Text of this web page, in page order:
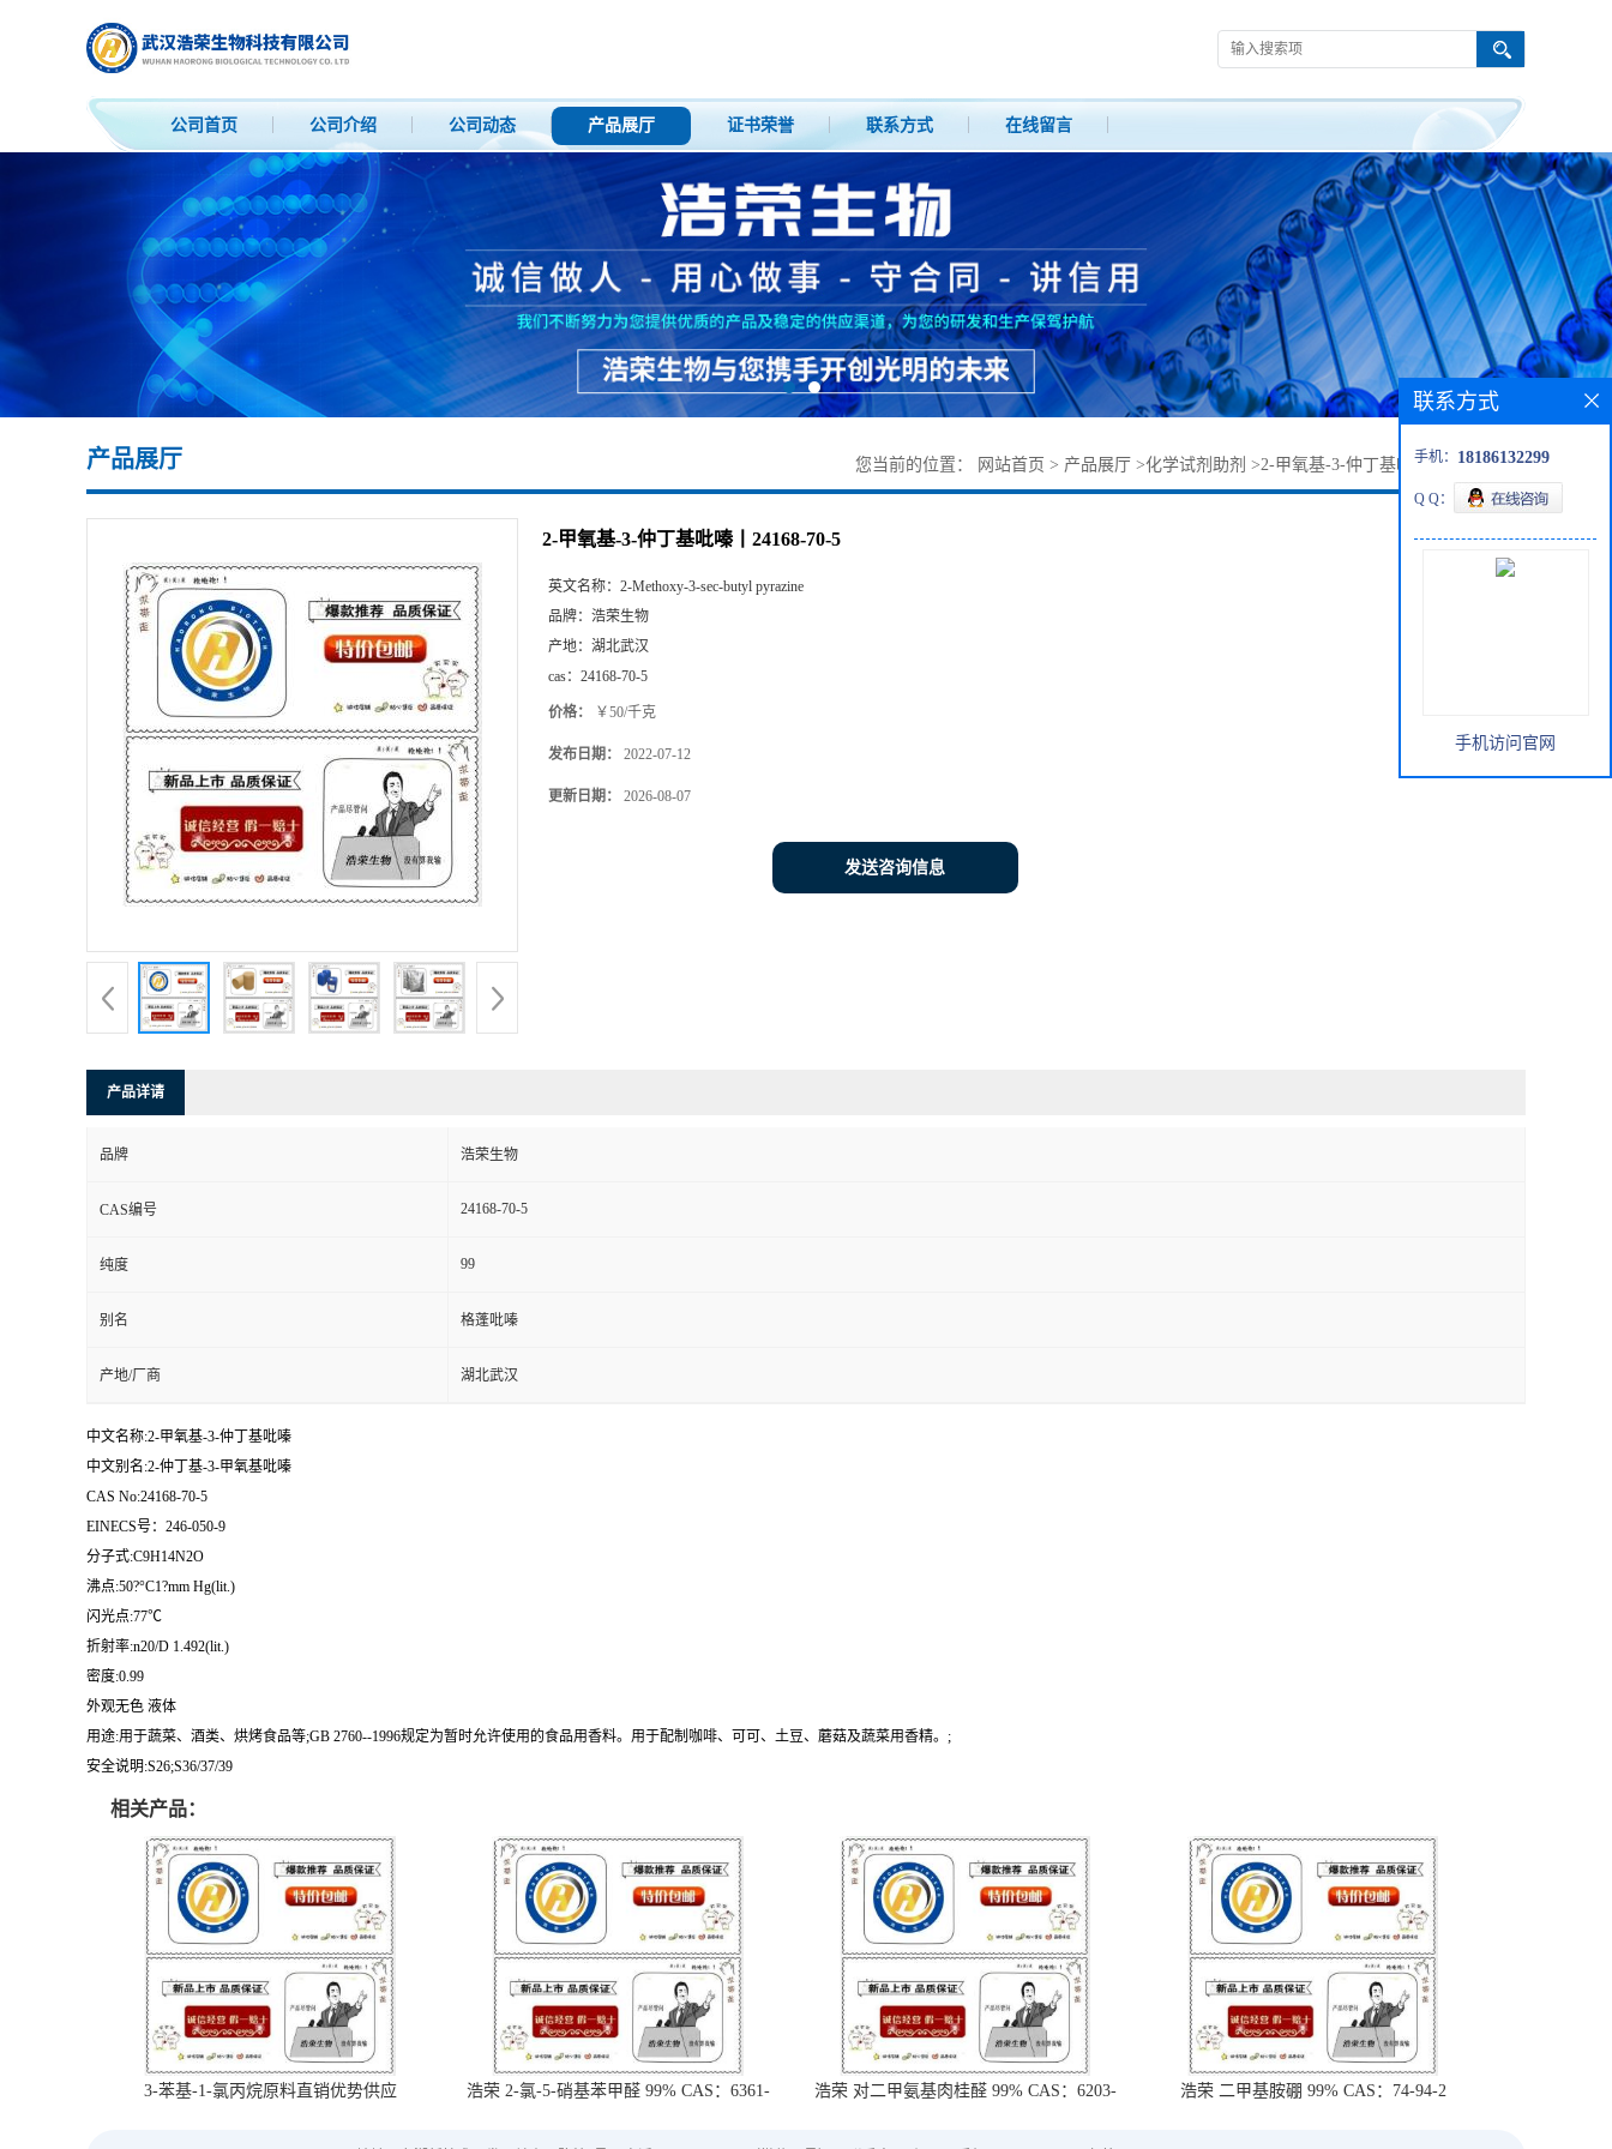
公司首页 公司介绍 公司动态 产品展厅 证书荣誉 联系方式 在线留言
产品展厅 您当前的位置： 网站首页 > 产品展厅 >化学试剂助剂 >2-甲氧基-3-仲丁基吡嗪丨24168-70-5
2-甲氧基-3-仲丁基吡嗪丨24168-70-5
英文名称： 2-Methoxy-3-sec-butyl pyrazine
品牌： 浩荣生物
产地： 湖北武汉
cas： 24168-70-5
价格： ￥50/千克
发布日期： 2022-07-12
更新日期： 2026-08-07
发送咨询信息
产品详请
品牌 浩荣生物
CAS编号 24168-70-5
纯度 99
别名 格蓬吡嗪
产地/厂商 湖北武汉
中文名称:2-甲氧基-3-仲丁基吡嗪
中文别名:2-仲丁基-3-甲氧基吡嗪
CAS No:24168-70-5
EINECS号：246-050-9
分子式:C9H14N2O
沸点:50?°C1?mm Hg(lit.)
闪光点:77℃
折射率:n20/D 1.492(lit.)
密度:0.99
外观无色 液体
用途:用于蔬菜、酒类、烘烤食品等;GB 2760--1996规定为暂时允许使用的食品用香料。用于配制咖啡、可可、土豆、蘑菇及蔬菜用香精。;
安全说明:S26;S36/37/39
相关产品：
3-苯基-1-氯丙烷原料直销优势供应
浩荣 2-氯-5-硝基苯甲醛 99% CAS：6361-
浩荣 对二甲氨基肉桂醛 99% CAS：6203-
浩荣 二甲基胺硼 99% CAS：74-94-2
联系方式
手机： 18186132299
Q Q：
手机访问官网